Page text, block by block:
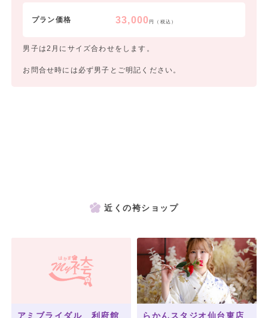
プラン価格 33,000円（税込）
男子は2月にサイズ合わせをします。
お問合せ時には必ず男子とご明記ください。
近くの袴ショップ
アミブライダル 利府館 らかんスタジオ仙台東店